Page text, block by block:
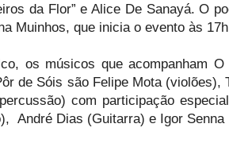
da Flor” e Alice De Sanayá. O
Muinhos, que inicia o evento às
os músicos que acompanham
de Sóis são Felipe Mota (violões),
com participação
André Dias (Guitarra) e Igor